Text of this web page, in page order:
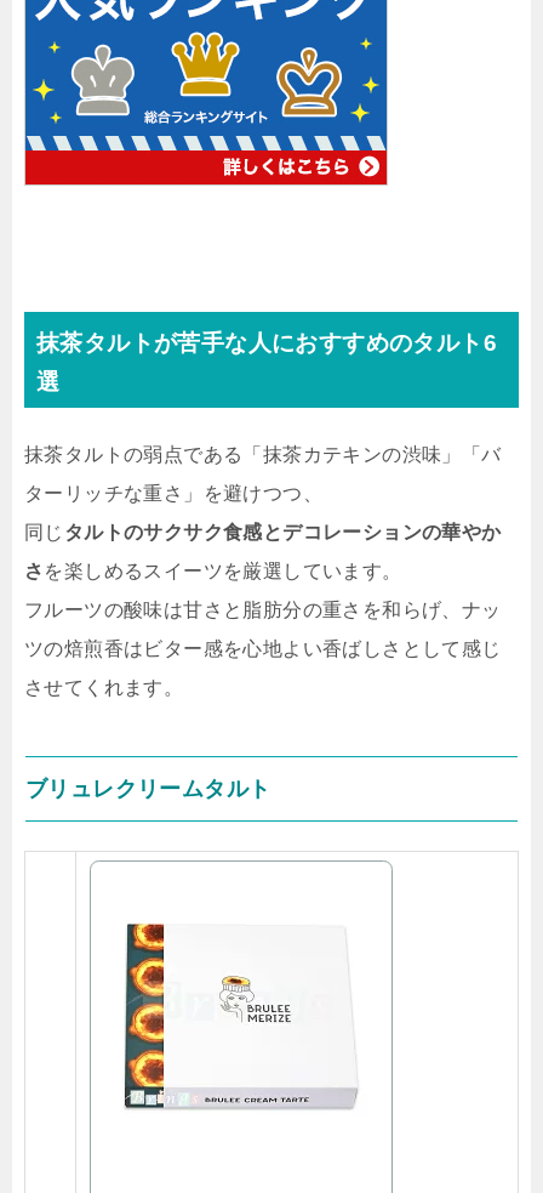
抹茶タルトが苦手な人におすすめのタルト6
選
抹茶タルトの弱点である「抹茶カテキンの渋味」「バ
ターリッチな重さ」を避けつつ、
同じ タルトのサクサク食感とデコレーションの華やか
さ を楽しめるスイーツを厳選しています。
フルーツの酸味は甘さと脂肪分の重さを和らげ、ナッ
ツの焙煎香はビター感を心地よい香ばしさとして感じ
させてくれます。
ブリュレクリームタルト